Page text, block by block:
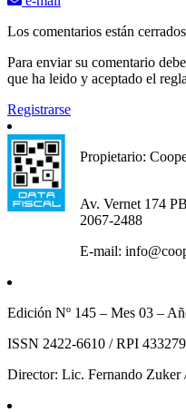
Los comentarios están
Para enviar su comentario
que ha leido y aceptado el
Registrarse
Propietario:
Av. Vernet 174
2067-2488
E-mail:
Edición Nº 145 – Mes 03 –
ISSN 2422-6610 / RPI
Director: Lic. Fernando